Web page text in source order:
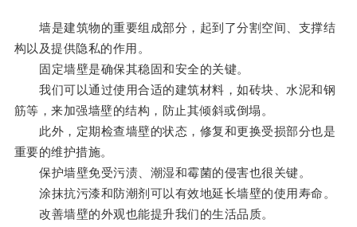
墙是建筑物的重要组成部分，起到了分割空间、支撑结
构以及提供隐私的作用。
固定墙壁是确保其稳固和安全的关键。
我们可以通过使用合适的建筑材料，如砖块、水泥和钢
筋等，来加强墙壁的结构，防止其倾斜或倒塌。
此外，定期检查墙壁的状态，修复和更换受损部分也是
重要的维护措施。
保护墙壁免受污渍、潮湿和霉菌的侵害也很关键。
涂抹抗污漆和防潮剂可以有效地延长墙壁的使用寿命。
改善墙壁的外观也能提升我们的生活品质。